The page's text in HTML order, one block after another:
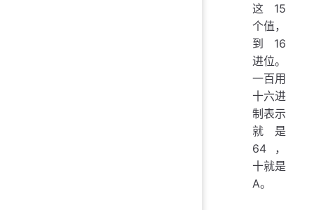
这15
个值，
到 16
进位。
一百用
十六进
制表示
就是
64，
十就是
A。